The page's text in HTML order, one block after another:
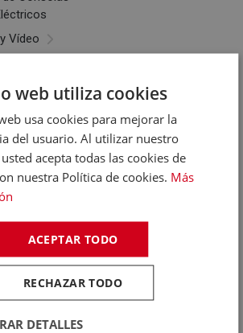
Vídeo
Deportivas
MP3
Sonido
de Música
web utiliza cookies
usa cookies para mejorar la
del usuario. Al utilizar nuestro
acepta todas las cookies de
nuestra Política de cookies. Más
ACEPTAR TODO
RECHAZAR TODO
DETALLES